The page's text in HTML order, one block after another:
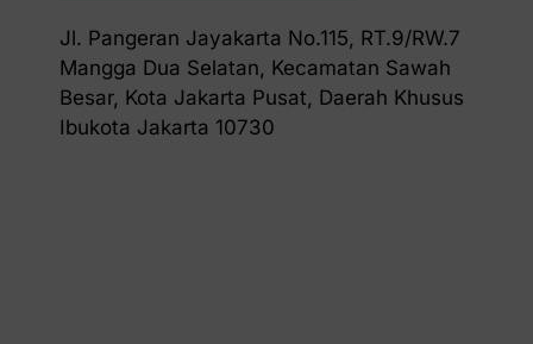
Jl. Pangeran Jayakarta No.115, RT.9/RW.7
Mangga Dua Selatan, Kecamatan Sawah
Besar, Kota Jakarta Pusat, Daerah Khusus
Ibukota Jakarta 10730